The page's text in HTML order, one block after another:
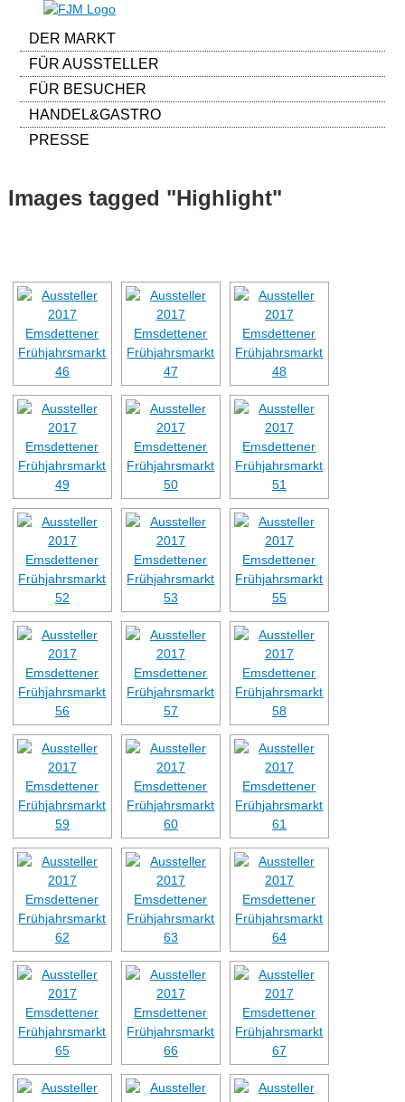
DER MARKT
FÜR AUSSTELLER
FÜR BESUCHER
HANDEL&GASTRO
PRESSE
Images tagged "Highlight"